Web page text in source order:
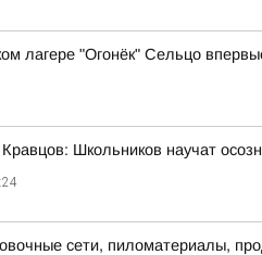
лагере "Огонёк" Сельцо
Школьников научат
сети, пиломатериалы,